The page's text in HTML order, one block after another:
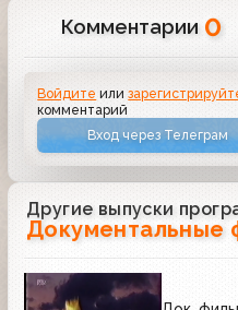
Комментарии 0
Войдите или
комментарий
Вход через Телеграм
Другие выпуски
Документальные